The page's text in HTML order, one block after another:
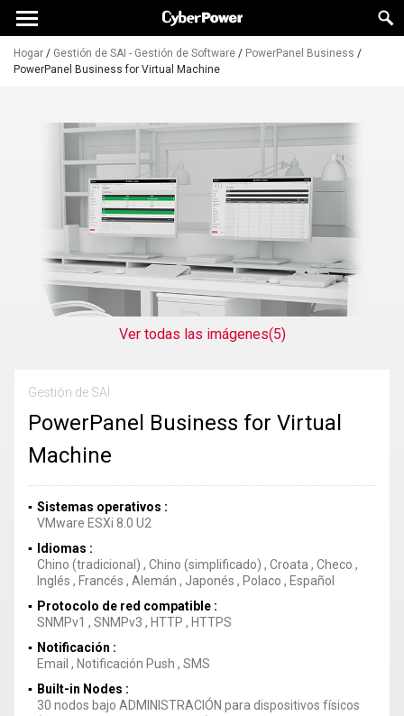
Hogar / Gestión de SAI - Gestión de Software / PowerPanel Business /
PowerPanel Business for Virtual Machine
Ver todas las imágenes(5)
Gestión de SAI
PowerPanel Business for Virtual
Machine
Sistemas operativos
VMware ESXi 8.0 U2
Idiomas
Chino (tradicional) , Chino (simplificado) , Croata , Checo ,
Inglés , Francés , Alemán , Japonés , Polaco , Español
Protocolo de red compatible
SNMPv1 , SNMPv3 , HTTP , HTTPS
Notificación
Email , Notificación Push , SMS
Built-in Nodes
30 nodos bajo ADMINISTRACIÓN para dispositivos físicos